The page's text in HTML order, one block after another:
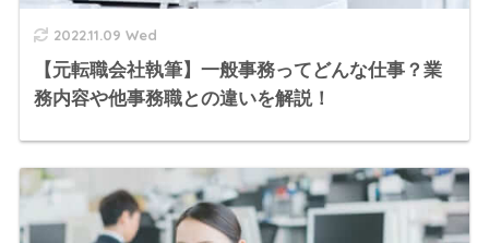
2022.11.09 Wed
【元転職会社執筆】一般事務ってどんな仕事？業
務内容や他事務職との違いを解説！